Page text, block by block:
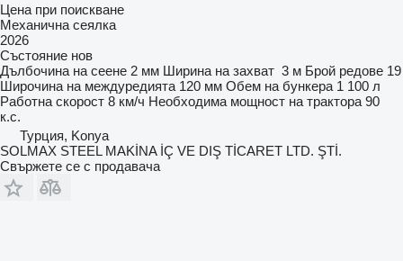
Цена при поискване
Механична сеялка
2026
Състояние нов
Дълбочина на сеене 2 мм Ширина на захват 3 м Брой редове 19
Широчина на междуредията 120 мм Обем на бункера 1 100 л
Работна скорост 8 км/ч Необходима мощност на трактора 90
к.с.
Турция, Konya
SOLMAX STEEL MAKİNA İÇ VE DIŞ TİCARET LTD. ŞTİ.
Свържете се с продавача